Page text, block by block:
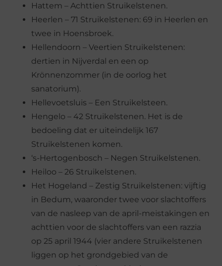
Hattem – Achttien Struikelstenen.
Heerlen – 71 Struikelstenen: 69 in Heerlen en
twee in Hoensbroek.
Hellendoorn – Veertien Struikelstenen:
dertien in Nijverdal en een op
Krönnenzommer (in de oorlog het
sanatorium).
Hellevoetsluis – Een Struikelsteen.
Hengelo – 42 Struikelstenen. Het is de
bedoeling dat er uiteindelijk 167
Struikelstenen komen.
‘s-Hertogenbosch – Negen Struikelstenen.
Heiloo – 26 Struikelstenen.
Het Hogeland – Zestig Struikelstenen: vijftig
in Bedum, waaronder twee voor slachtoffers
van de nasleep van de april-meistakingen en
achttien voor de slachtoffers van een razzia
op 25 april 1944 (vier andere Struikelstenen
liggen op het grondgebied van de